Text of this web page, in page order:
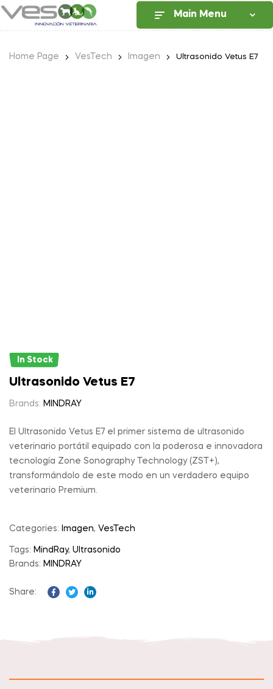
Main Menu
Home Page VesTech Imagen Ultrasonido Vetus E7
In Stock
Ultrasonido Vetus E7
Brands: MINDRAY
El Ultrasonido Vetus E7 el primer sistema de ultrasonido
veterinario portátil equipado con la poderosa e innovadora
tecnología Zone Sonography Technology (ZST+),
transformándolo de este modo en un verdadero equipo
veterinario Premium.
Categories: Imagen, VesTech
Tags: MindRay, Ultrasonido
Brands: MINDRAY
Share: